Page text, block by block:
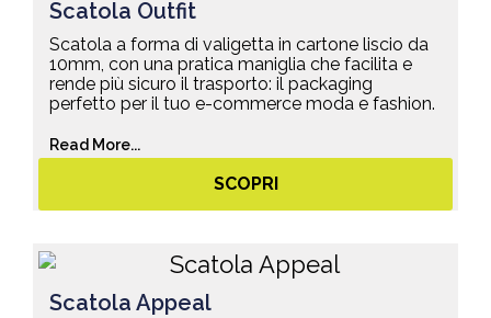
Scatola Outfit
Scatola a forma di valigetta in cartone liscio da
10mm, con una pratica maniglia che facilita e
rende più sicuro il trasporto: il packaging
perfetto per il tuo e-commerce moda e fashion.
Read More...
SCOPRI
Scatola Appeal